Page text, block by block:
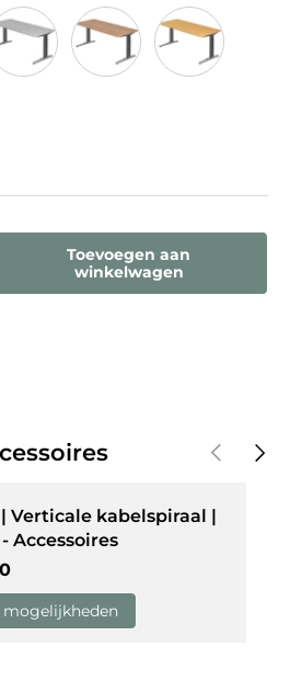
de hoeveelheid
Toevoegen aan
winkelwagen
Vorige
| Verticale kabelspiraal |
Accessoires
prijs
mogelijkheden